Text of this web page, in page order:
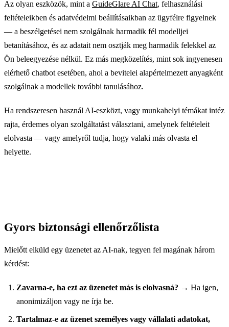
Az olyan eszközök, mint a GuideGlare AI Chat, felhasználási
feltételeikben és adatvédelmi beállításaikban az ügyfélre figyelnek
— a beszélgetései nem szolgálnak harmadik fél modelljei
betanításához, és az adatait nem osztják meg harmadik felekkel az
Ön beleegyezése nélkül. Ez más megközelítés, mint sok ingyenesen
elérhető chatbot esetében, ahol a bevitelei alapértelmezett anyagként
szolgálnak a modellek további tanulásához.
Ha rendszeresen használ AI-eszközt, vagy munkahelyi témákat intéz
rajta, érdemes olyan szolgáltatást választani, amelynek feltételeit
elolvasta — vagy amelyről tudja, hogy valaki más olvasta el
helyette.
Gyors biztonsági ellenőrzőlista
Mielőtt elküld egy üzenetet az AI-nak, tegyen fel magának három
kérdést:
Zavarna-e, ha ezt az üzenetet más is elolvasná? → Ha igen,
anonimizáljon vagy ne írja be.
Tartalmaz-e az üzenet személyes vagy vállalati adatokat,